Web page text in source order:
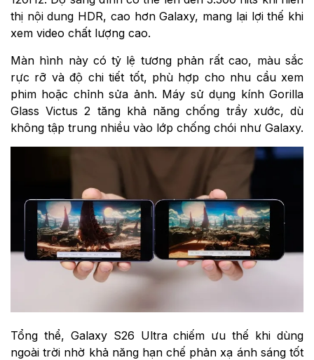
thị nội dung HDR, cao hơn Galaxy, mang lại lợi thế khi
xem video chất lượng cao.
Màn hình này có tỷ lệ tương phản rất cao, màu sắc
rực rỡ và độ chi tiết tốt, phù hợp cho nhu cầu xem
phim hoặc chỉnh sửa ảnh. Máy sử dụng kính Gorilla
Glass Victus 2 tăng khả năng chống trầy xước, dù
không tập trung nhiều vào lớp chống chói như Galaxy.
Tổng thể, Galaxy S26 Ultra chiếm ưu thế khi dùng
ngoài trời nhờ khả năng hạn chế phản xạ ánh sáng tốt